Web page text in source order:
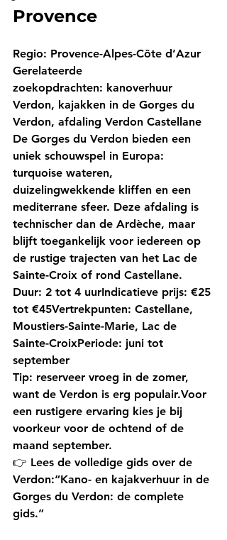
Provence
Regio: Provence-Alpes-Côte d’Azur
Gerelateerde
zoekopdrachten: kanoverhuur
Verdon, kajakken in de Gorges du
Verdon, afdaling Verdon Castellane
De Gorges du Verdon bieden een
uniek schouwspel in Europa:
turquoise wateren,
duizelingwekkende kliffen en een
mediterrane sfeer. Deze afdaling is
technischer dan de Ardèche, maar
blijft toegankelijk voor iedereen op
de rustige trajecten van het Lac de
Sainte-Croix of rond Castellane.
Duur: 2 tot 4 uurIndicatieve prijs: €25
tot €45Vertrekpunten: Castellane,
Moustiers-Sainte-Marie, Lac de
Sainte-CroixPeriode: juni tot
september
Tip: reserveer vroeg in de zomer,
want de Verdon is erg populair.Voor
een rustigere ervaring kies je bij
voorkeur voor de ochtend of de
maand september.
👉 Lees de volledige gids over de
Verdon:“Kano- en kajakverhuur in de
Gorges du Verdon: de complete
gids.”